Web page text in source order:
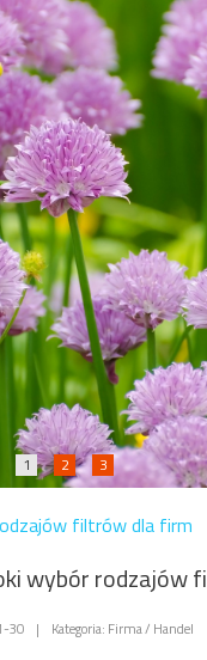
1 2 3
filtrów dla firm
wybór rodzajów
30 | Kategoria: Firma / Handel